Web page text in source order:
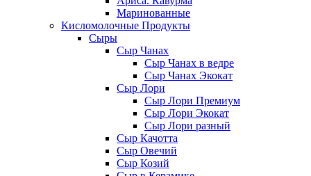
Маринованные
Кисломолочные Продукты
Сыры
Сыр Чанах
Сыр Чанах в ведре
Сыр Чанах Экокат
Сыр Лори
Сыр Лори Премиум
Сыр Лори Экокат
Сыр Лори разный
Сыр Качотта
Сыр Овечий
Сыр Козий